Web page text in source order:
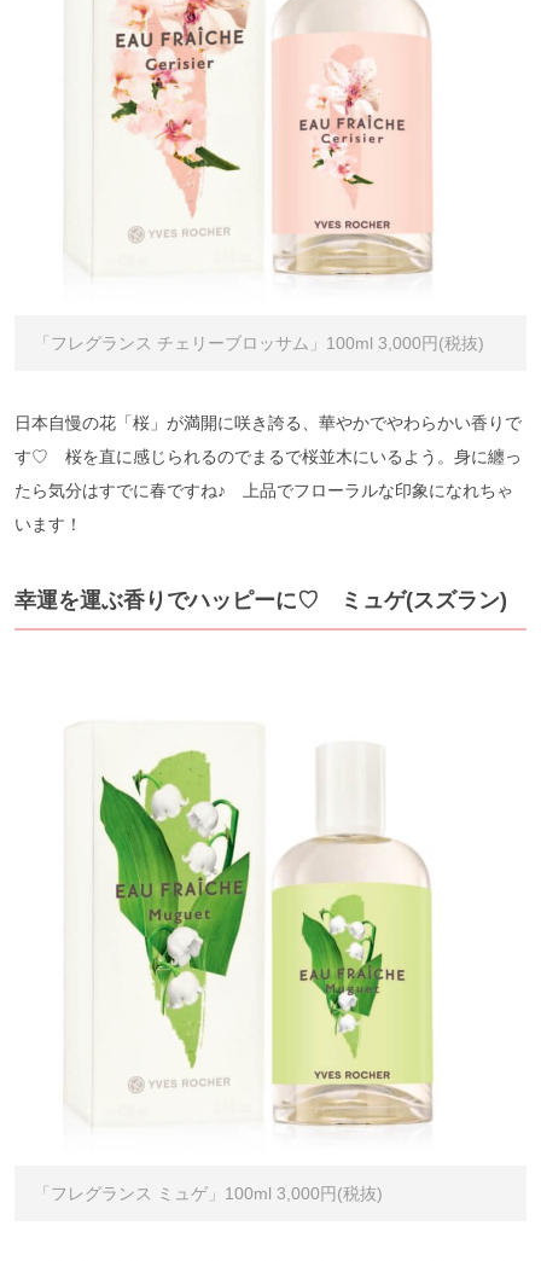
「フレグランス チェリーブロッサム」100ml 3,000円(税抜)
日本自慢の花「桜」が満開に咲き誇る、華やかでやわらかい香りで
す♡ 桜を直に感じられるのでまるで桜並木にいるよう。身に纏っ
たら気分はすでに春ですね♪ 上品でフローラルな印象になれちゃ
います！
幸運を運ぶ香りでハッピーに♡ ミュゲ(スズラン)
「フレグランス ミュゲ」100ml 3,000円(税抜)